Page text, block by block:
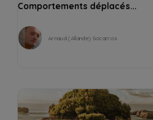
Comportements déplacés...
Arnaud (Allande) Socarros